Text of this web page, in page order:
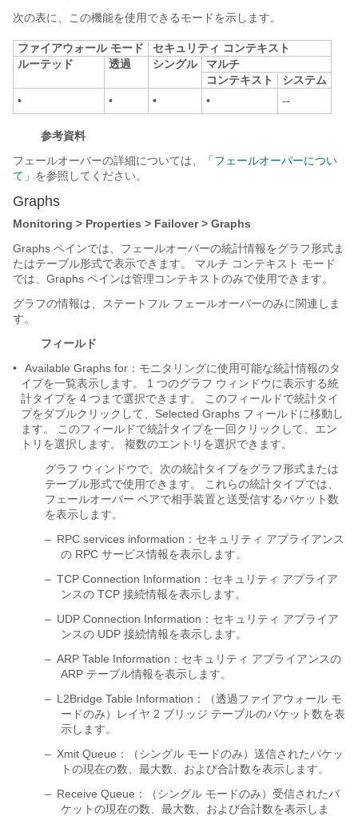
次の表に、この機能を使用できるモードを示します。
ファイアウォール モード
セキュリティ コンテキスト
ルーテッド
透過 シングル
マルチ
コンテキスト
システム
•
• • • --
参考資料
フェールオーバーの詳細については、
「フェールオーバーについ
て」 を参照してください。
Graphs
Monitoring > Properties > Failover > Graphs
Graphs ペインでは、フェールオーバーの統計情報をグラフ形式ま
たはテーブル形式で表示できます。 マルチ コンテキスト モード
では、Graphs ペインは管理コンテキストのみで使用できます。
グラフの情報は、ステートフル フェールオーバーのみに関連しま
す。
フィールド
•
Available Graphs for：モニタリングに使用可能な統計情報のタ
イプを一覧表示します。 1 つのグラフ ウィンドウに表示する統
計タイプを 4 つまで選択できます。 このフィールドで統計タイ
プをダブルクリックして、Selected Graphs フィールドに移動し
ます。 このフィールドで統計タイプを一回クリックして、エン
トリを選択します。 複数のエントリを選択できます。
グラフ ウィンドウで、次の統計タイプをグラフ形式または
テーブル形式で使用できます。 これらの統計タイプでは、
フェールオーバー ペアで相手装置と送受信するパケット数
を表示します。
– RPC services information：セキュリティ アプライアンス
の RPC サービス情報を表示します。
– TCP Connection Information：セキュリティ アプライア
ンスの TCP 接続情報を表示します。
– UDP Connection Information：セキュリティ アプライア
ンスの UDP 接続情報を表示します。
– ARP Table Information：セキュリティ アプライアンスの
ARP テーブル情報を表示します。
– L2Bridge Table Information：（透過ファイアウォール モ
ードのみ）レイヤ 2 ブリッジ テーブルのパケット数を表
示します。
– Xmit Queue：（シングル モードのみ）送信されたパケッ
トの現在の数、最大数、および合計数を表示します。
– Receive Queue：（シングル モードのみ）受信されたパ
ケットの現在の数、最大数、および合計数を表示しま